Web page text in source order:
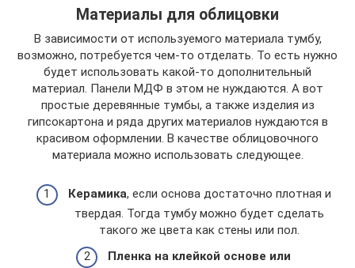
Материалы для облицовки
В зависимости от используемого материала тумбу,
возможно, потребуется чем-то отделать. То есть нужно
будет использовать какой-то дополнительный
материал. Панели МДФ в этом не нуждаются. А вот
простые деревянные тумбы, а также изделия из
гипсокартона и ряда других материалов нуждаются в
красивом оформлении. В качестве облицовочного
материала можно использовать следующее.
Керамика, если основа достаточно плотная и
твердая. Тогда тумбу можно будет сделать
такого же цвета как стены или пол.
Пленка на клейкой основе или